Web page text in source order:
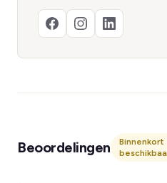
Beoordelingen
Binnenkort